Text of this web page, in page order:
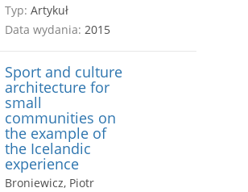
Typ: Artykuł
Data wydania: 2015
Sport and culture
architecture for
small
communities on
the example of
the Icelandic
experience
Broniewicz, Piotr